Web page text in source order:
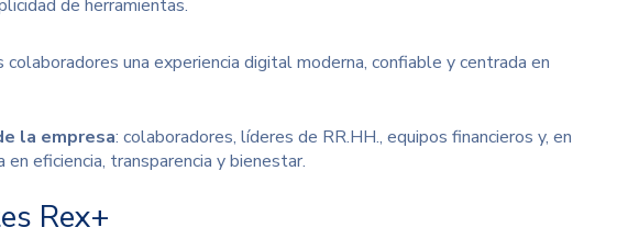
de herramientas.
colaboradores una experiencia digital moderna, confiable y centrada en
la empresa: colaboradores, líderes de RR.HH., equipos financieros y, en
eficiencia, transparencia y bienestar.
Rex+